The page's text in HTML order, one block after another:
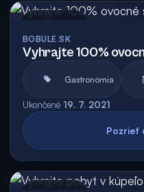
BOBULE.SK
Vyhrajte 100%
Gastronómia
Ukončené 19. 7. 2021
Pozrieť